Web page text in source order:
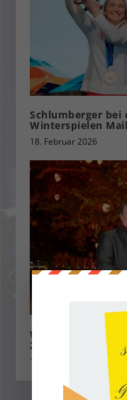
Schlumberger bei
Winterspielen
18. Februar 2026
Wiener
2022
1. Dezember 2022